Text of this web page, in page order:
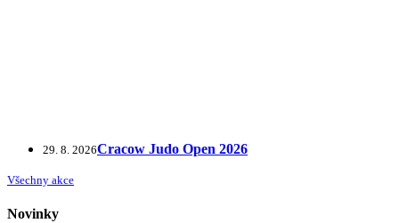
29. 8. 2026Cracow Judo Open 2026
Všechny akce
Novinky